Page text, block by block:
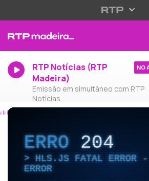
RTP Notícias (RTP
Madeira)
Emissão em simultâneo com RTP
Notícias
NO
ERRO204
HLS.JS FATAL ERROR -
ERROR